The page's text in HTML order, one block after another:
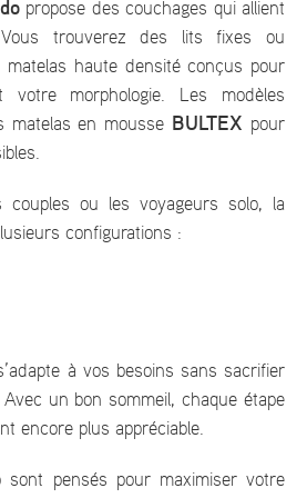
propose des couchages qui allient
trouverez des lits fixes ou
matelas haute densité conçus pour
votre morphologie. Les modèles
matelas en mousse
BULTEX pour
couples ou les voyageurs solo, la
configurations :
à vos besoins sans sacrifier
Avec un bon sommeil, chaque étape
encore plus appréciable.
sont pensés pour maximiser votre